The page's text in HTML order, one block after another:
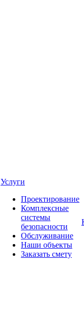
Услуги
Проектирование
Комплексные
системы
безопасности
Обслуживание
Наши объекты
Заказать смету